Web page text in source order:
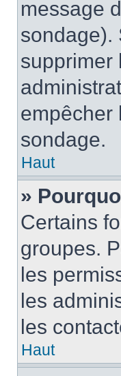
message
sondage).
supprimer
empêcher
sondage.
Haut
»
Certains
groupes.
les
les
les
Haut